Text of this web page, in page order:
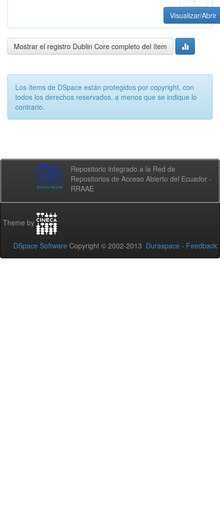
Visualizar/Abrir
Mostrar el registro Dublin Core completo del ítem
Los ítems de DSpace están protegidos por copyright, con
todos los derechos reservados, a menos que se indique lo
contrario.
Repositorio integrado a la Red de
Repositorios de Acceso Abierto del Ecuador -
RRAAE
Theme by
DSpace Software Copyright © 2002-2013 Duraspace - Feedback